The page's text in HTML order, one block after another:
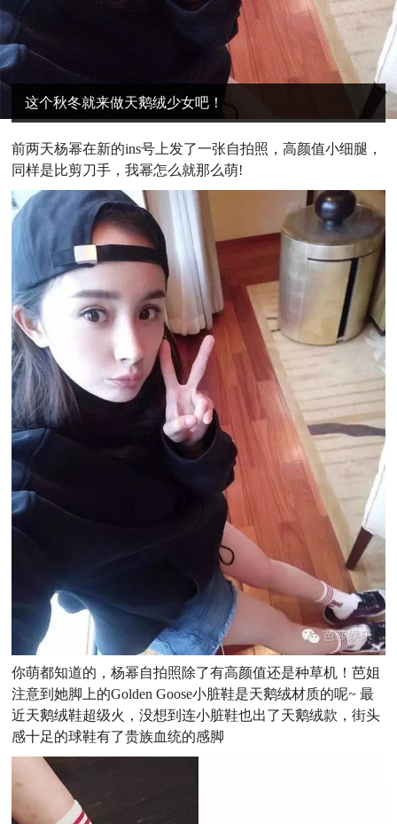
这个秋冬就来做天鹅绒少女吧！
前两天杨幂在新的ins号上发了一张自拍照，高颜值小细腿，
同样是比剪刀手，我幂怎么就那么萌!
你萌都知道的，杨幂自拍照除了有高颜值还是种草机！芭姐
注意到她脚上的Golden Goose小脏鞋是天鹅绒材质的呢~ 最
近天鹅绒鞋超级火，没想到连小脏鞋也出了天鹅绒款，街头
感十足的球鞋有了贵族血统的感脚